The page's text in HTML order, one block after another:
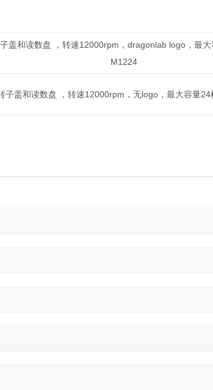
盖和读数盘 ，转速12000rpm，dragonlab logo，最
M1224
子盖和读数盘 ，转速12000rpm，无logo，最大容量